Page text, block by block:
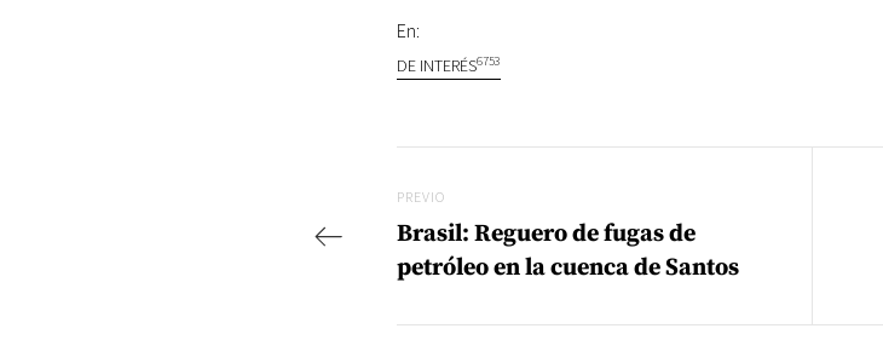
En:
DE INTERÉS6753
Previo
PREVIO
Brasil: Reguero de fugas de
petróleo en la cuenca de Santos